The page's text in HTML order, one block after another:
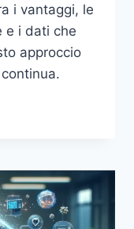
i vantaggi, le
e i dati che
approccio